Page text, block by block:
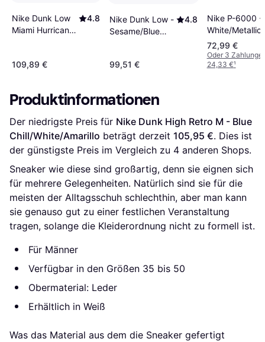
Nike Dunk Low
Miami Hurricanes
Orange/Gorge
4.8
109,89 €
Nike Dunk Low -
Sesame/Blue
Jay/Sail/Sanddrift/White/University
4.8
99,51 €
Nike P-6000 -
White/Metallic
Silver/Black
72,99 €
Oder 3
24,33 €¹
Produktinformationen
Der niedrigste Preis für Nike Dunk High Retro M - Blue
Chill/White/Amarillo beträgt derzeit 105,95 €. Dies ist
der günstigste Preis im Vergleich zu 4 anderen Shops.
Sneaker wie diese sind großartig, denn sie eignen sich
für mehrere Gelegenheiten. Natürlich sind sie für die
meisten der Alltagsschuh schlechthin, aber man kann
sie genauso gut zu einer festlichen Veranstaltung
tragen, solange die Kleiderordnung nicht zu formell ist.
Für Männer
Verfügbar in den Größen 35 bis 50
Obermaterial: Leder
Erhältlich in Weiß
Was das Material aus dem die Sneaker gefertigt